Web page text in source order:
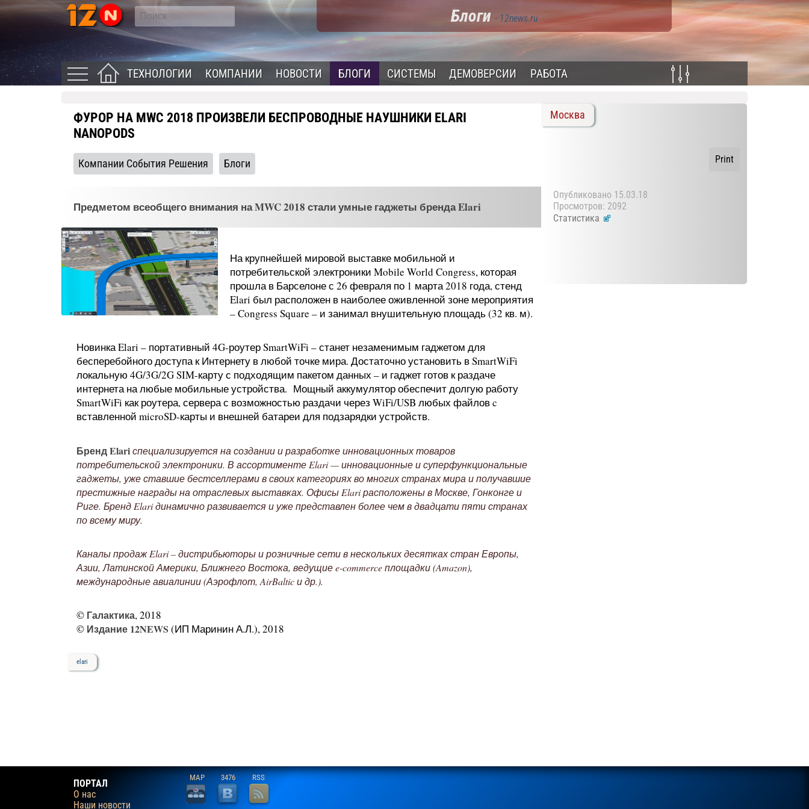
Блоги - 12news.ru
ТЕХНОЛОГИИ КОМПАНИИ НОВОСТИ БЛОГИ СИСТЕМЫ ДЕМОВЕРСИИ РАБОТА
ФУРОР НА MWC 2018 ПРОИЗВЕЛИ БЕСПРОВОДНЫЕ НАУШНИКИ ELARI
NANOPODS
Компании События Решения Блоги
Предметом всеобщего внимания на MWC 2018 стали умные гаджеты бренда Elari
На крупнейшей мировой выставке мобильной и
потребительской электроники Mobile World Congress, которая
прошла в Барселоне с 26 февраля по 1 марта 2018 года, стенд
Elari был расположен в наиболее оживленной зоне мероприятия
– Congress Square – и занимал внушительную площадь (32 кв. м).
Новинка Elari – портативный 4G-роутер SmartWiFi – станет незаменимым гаджетом для
бесперебойного доступа к Интернету в любой точке мира. Достаточно установить в SmartWiFi
локальную 4G/3G/2G SIM-карту с подходящим пакетом данных – и гаджет готов к раздаче
интернета на любые мобильные устройства. Мощный аккумулятор обеспечит долгую работу
SmartWiFi как роутера, сервера с возможностью раздачи через WiFi/USB любых файлов c
вставленной microSD-карты и внешней батареи для подзарядки устройств.
Бренд Elariспециализируется на создании и разработке инновационных товаров
потребительской электроники. В ассортименте Elari — инновационные и суперфункциональные
гаджеты, уже ставшие бестселлерами в своих категориях во многих странах мира и получавшие
престижные награды на отраслевых выставках. Офисы Elari расположены в Москве, Гонконге и
Риге. Бренд Elari динамично развивается и уже представлен более чем в двадцати пяти странах
по всему миру.
Каналы продаж Elari – дистрибьюторы и розничные сети в нескольких десятках стран Европы,
Азии, Латинской Америки, Ближнего Востока, ведущие e-commerce площадки (Amazon),
международные авиалинии (Аэрофлот, AirBaltic и др.).
© Галактика, 2018
© Издание 12NEWS (ИП Маринин А.Л.), 2018
elari
Москва
Print
Опубликовано 15.03.18
Просмотров: 2092
Статистика
ПОРТАЛ
О нас
Наши новости
MAP 3476 RSS